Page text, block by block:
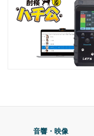
音響・映像